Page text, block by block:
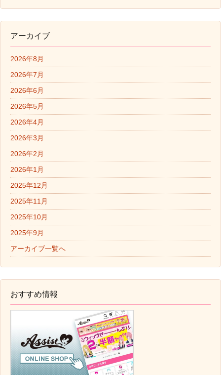
アーカイブ
2026年8月
2026年7月
2026年6月
2026年5月
2026年4月
2026年3月
2026年2月
2026年1月
2025年12月
2025年11月
2025年10月
2025年9月
アーカイブ一覧へ
おすすめ情報